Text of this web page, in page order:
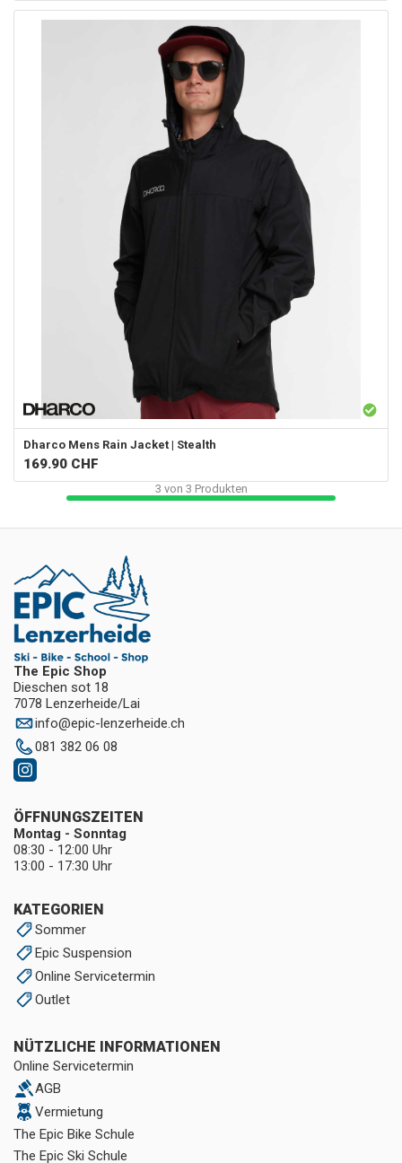
Dharco Mens Rain Jacket | Stealth
169.90 CHF
3 von 3 Produkten
The Epic Shop
Dieschen sot 18
7078 Lenzerheide/Lai
info@epic-lenzerheide.ch
081 382 06 08
KATEGORIEN
Sommer
Epic Suspension
Online Servicetermin
Outlet
NÜTZLICHE INFORMATIONEN
Online Servicetermin
AGB
Vermietung
The Epic Bike Schule
The Epic Ski Schule
ÖFFNUNGSZEITEN
Montag - Sonntag
08:30 - 12:00 Uhr
13:00 - 17:30 Uhr